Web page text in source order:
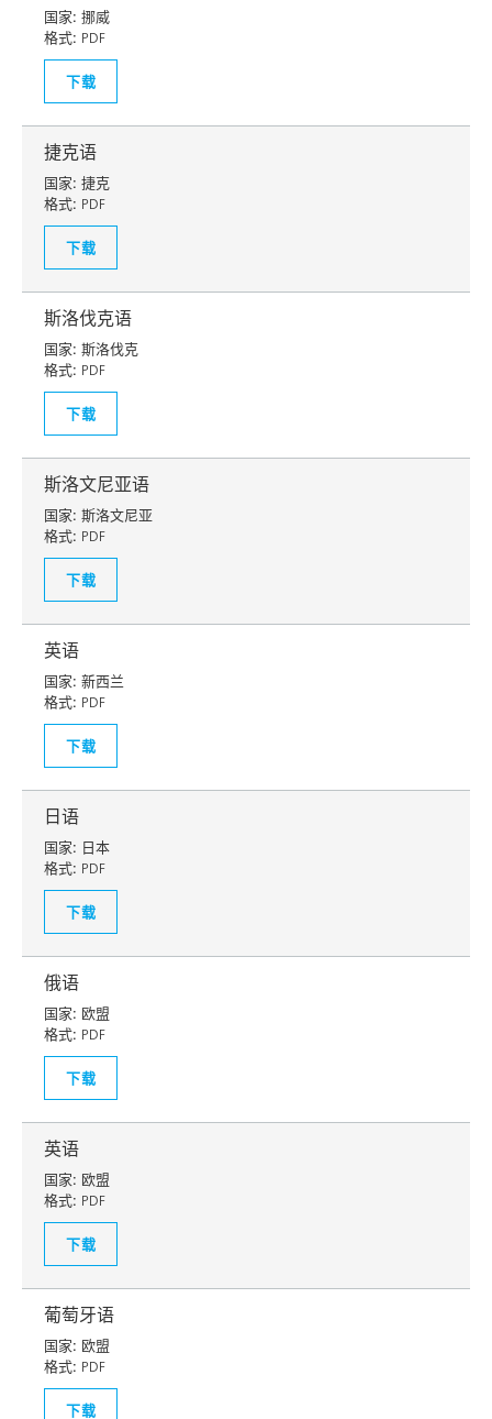
国家: 挪威
格式: PDF
下载
捷克语
国家: 捷克
格式: PDF
下载
斯洛伐克语
国家: 斯洛伐克
格式: PDF
下载
斯洛文尼亚语
国家: 斯洛文尼亚
格式: PDF
下载
英语
国家: 新西兰
格式: PDF
下载
日语
国家: 日本
格式: PDF
下载
俄语
国家: 欧盟
格式: PDF
下载
英语
国家: 欧盟
格式: PDF
下载
葡萄牙语
国家: 欧盟
格式: PDF
下载